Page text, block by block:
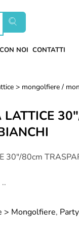
NOI CONTATTI
> mongolfiere /
LATTICE
30"/80cm
> Mongolfiere, Party